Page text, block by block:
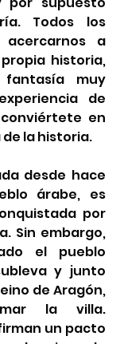
Todos los
a
historia,
muy
de
en
la historia.
desde hace
árabe, es
por
Sin embargo,
el pueblo
y junto
de Aragón,
la villa.
un pacto